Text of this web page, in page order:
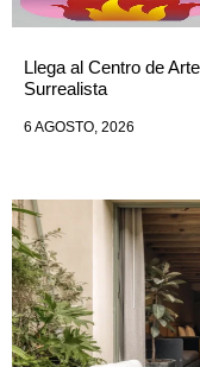
Llega al Centro de
Surrealista
6 AGOSTO, 2026